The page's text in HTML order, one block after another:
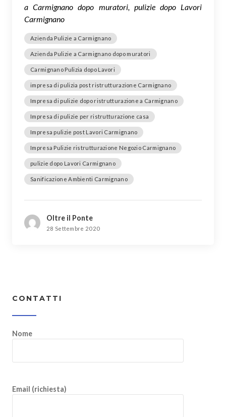
a Carmignano dopo muratori, pulizie dopo Lavori
Carmignano
Azienda Pulizie a Carmignano
Azienda Pulizie a Carmignano dopo muratori
Carmignano Pulizia dopo Lavori
impresa di pulizia post ristrutturazione Carmignano
Impresa di pulizie dopo ristrutturazione a Carmignano
Impresa di pulizie per ristrutturazione casa
Impresa pulizie post Lavori Carmignano
Impresa Pulizie ristrutturazione Negozio Carmignano
pulizie dopo Lavori Carmignano
Sanificazione Ambienti Carmignano
Oltre il Ponte
28 Settembre 2020
CONTATTI
Nome
Email (richiesta)